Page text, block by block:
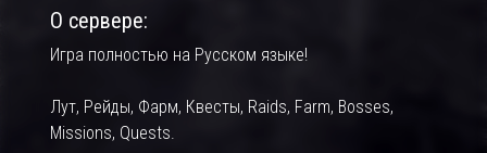
О сервере:
Игра полностью на Русском языке!
Лут, Рейды, Фарм, Квесты, Raids, Farm, Bosses,
Missions, Quests.